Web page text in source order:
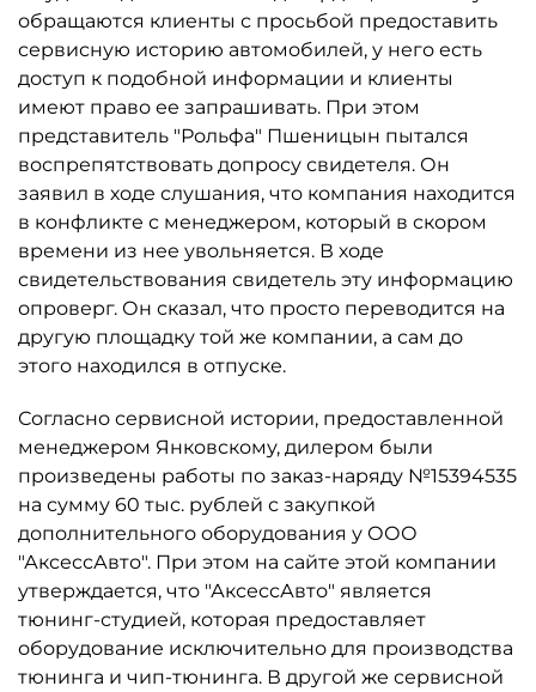
обращаются клиенты с просьбой предоставить
сервисную историю автомобилей, у него есть
доступ к подобной информации и клиенты
имеют право ее запрашивать. При этом
представитель "Рольфа" Пшеницын пытался
воспрепятствовать допросу свидетеля. Он
заявил в ходе слушания, что компания находится
в конфликте с менеджером, который в скором
времени из нее увольняется. В ходе
свидетельствования свидетель эту информацию
опроверг. Он сказал, что просто переводится на
другую площадку той же компании, а сам до
этого находился в отпуске.
Согласно сервисной истории, предоставленной
менеджером Янковскому, дилером были
произведены работы по заказ-наряду №15394535
на сумму 60 тыс. рублей с закупкой
дополнительного оборудования у ООО
"АксессАвто". При этом на сайте этой компании
утверждается, что "АксессАвто" является
тюнинг-студией, которая предоставляет
оборудование исключительно для производства
тюнинга и чип-тюнинга. В другой же сервисной